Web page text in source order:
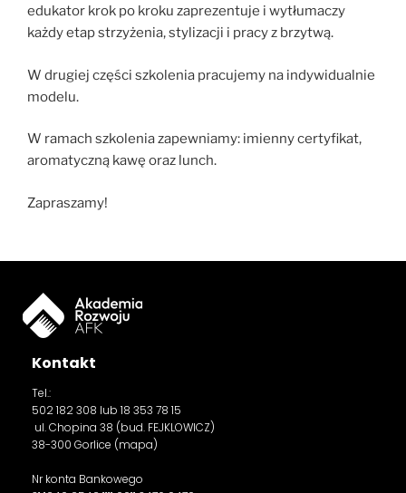
edukator krok po kroku zaprezentuje i wytłumaczy
każdy etap strzyżenia, stylizacji i pracy z brzytwą.
W drugiej części szkolenia pracujemy na indywidualnie
modelu.
W ramach szkolenia zapewniamy: imienny certyfikat,
aromatyczną kawę oraz lunch.
Zapraszamy!
Kontakt
Tel.:
502 182 308 lub 18 353 78 15
ul. Chopina 38 (bud. FEJKLOWICZ)
38-300 Gorlice (mapa)
Nr konta Bankowego